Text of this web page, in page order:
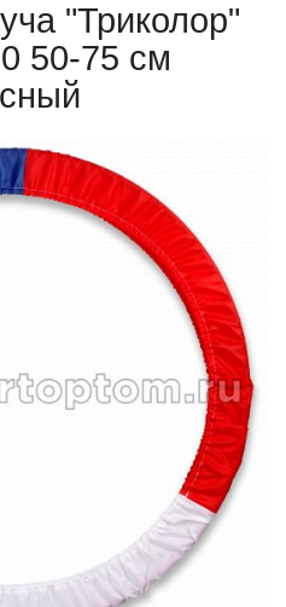
"Триколор"
50-75 см